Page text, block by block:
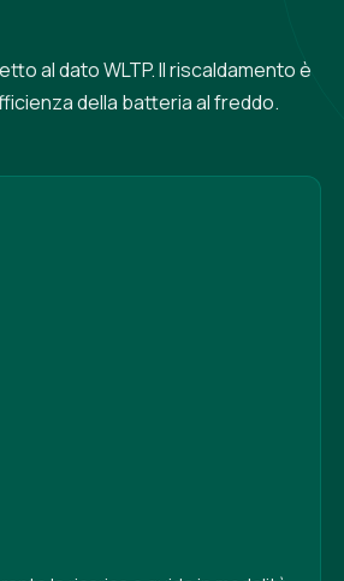
al dato WLTP. Il riscaldamento è
della batteria al freddo.